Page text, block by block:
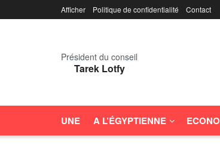
Afficher Politique de confidentialité Contact
Président du conseil
Tarek Lotfy
UNE A L’ÉGYPTIENNE